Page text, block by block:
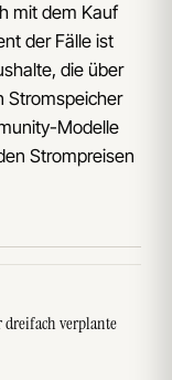
mit dem Kauf
der Fälle ist
die über
Stromspeicher
Modelle
Strompreisen
dreifach verplante